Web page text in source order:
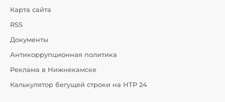
Карта сайта
RSS
Документы
Антикоррупционная политика
Реклама в Нижнекамске
Калькулятор бегущей строки на НТР 24